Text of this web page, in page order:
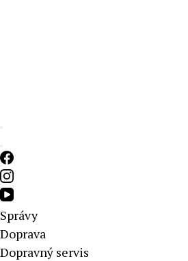
Správy
Doprava
Dopravný servis